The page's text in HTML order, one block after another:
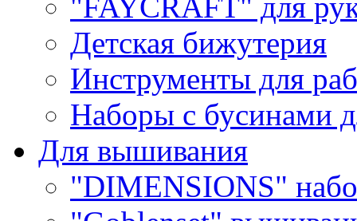
Детская бижутерия
Инструменты для
Наборы с бусинами
Для вышивания
"DIMENSIONS"